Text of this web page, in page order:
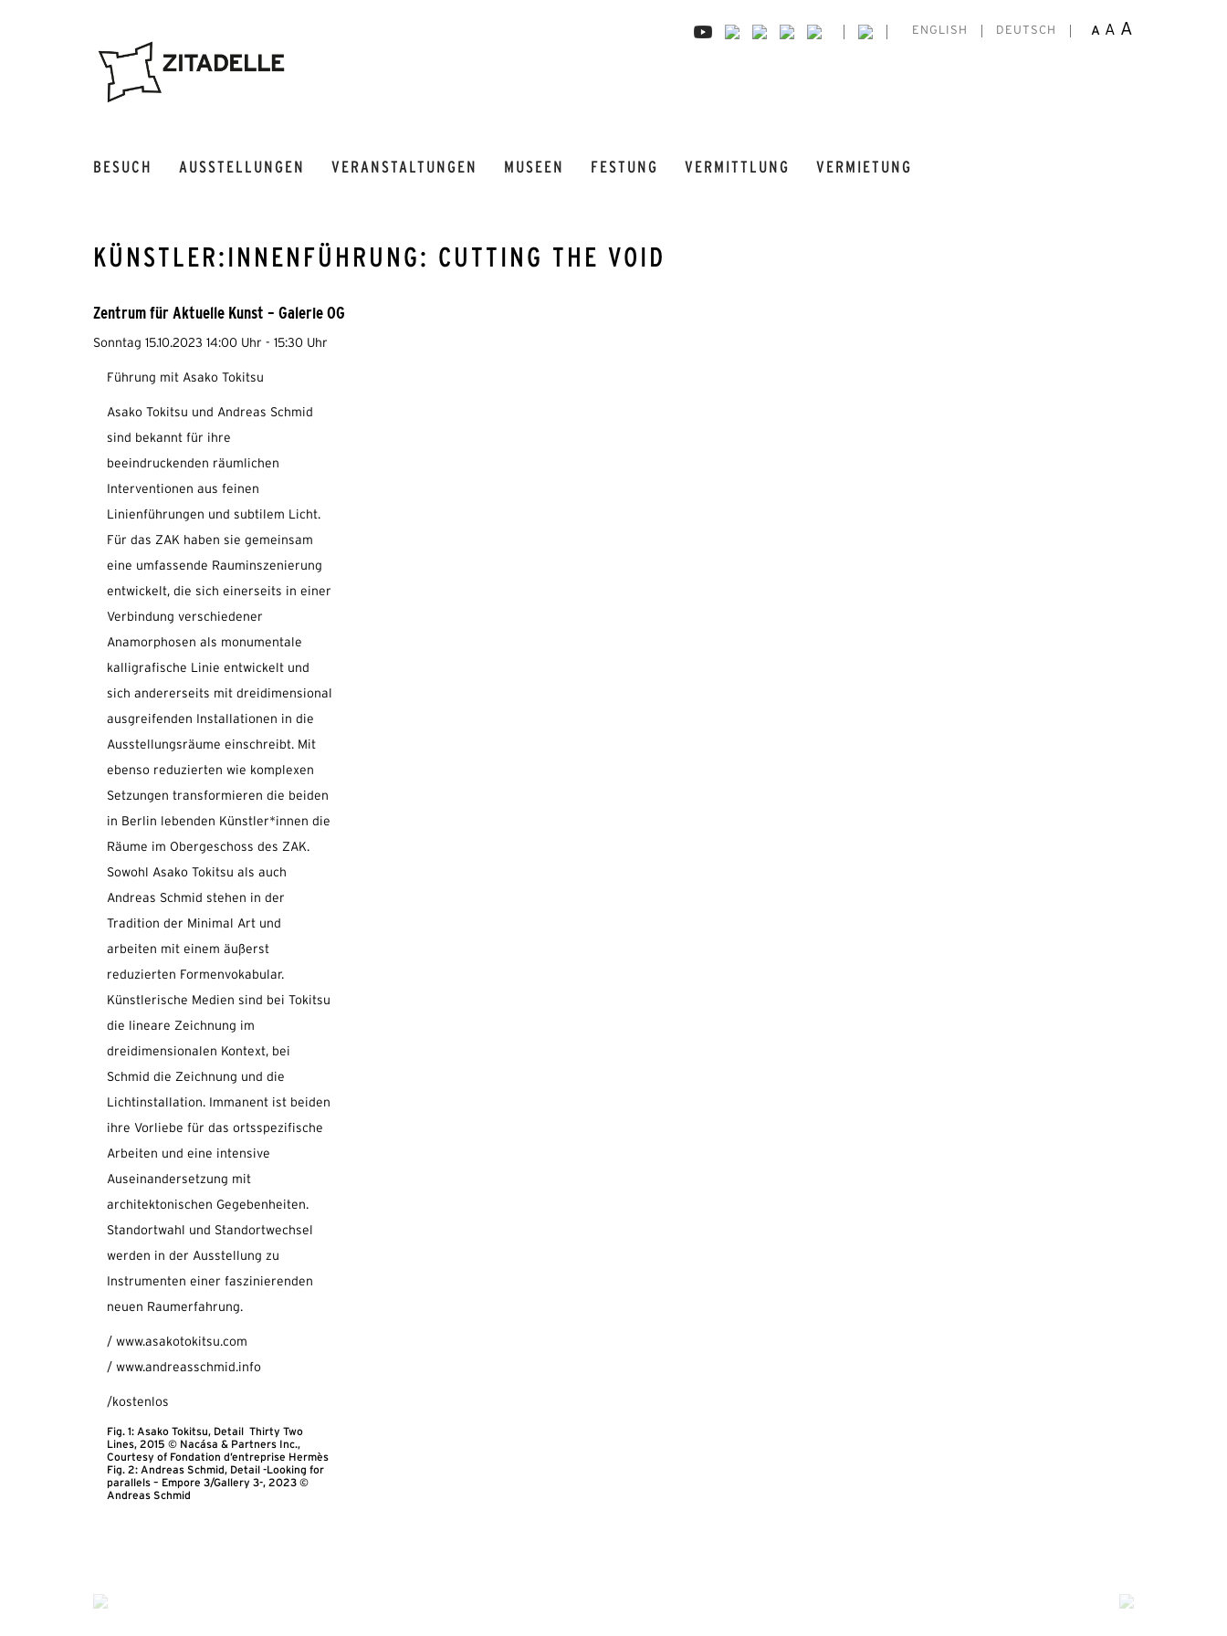
ENGLISH DEUTSCH A A A
BESUCH AUSSTELLUNGEN VERANSTALTUNGEN MUSEEN FESTUNG VERMITTLUNG VERMIETUNG
KÜNSTLER:INNENFÜHRUNG: CUTTING THE VOID
Zentrum für Aktuelle Kunst – Galerie OG
Sonntag 15.10.2023 14:00 Uhr - 15:30 Uhr
Führung mit Asako Tokitsu
Asako Tokitsu und Andreas Schmid
sind bekannt für ihre
beeindruckenden räumlichen
Interventionen aus feinen
Linienführungen und subtilem Licht.
Für das ZAK haben sie gemeinsam
eine umfassende Rauminszenierung
entwickelt, die sich einerseits in einer
Verbindung verschiedener
Anamorphosen als monumentale
kalligrafische Linie entwickelt und
sich andererseits mit dreidimensional
ausgreifenden Installationen in die
Ausstellungsräume einschreibt. Mit
ebenso reduzierten wie komplexen
Setzungen transformieren die beiden
in Berlin lebenden Künstler*innen die
Räume im Obergeschoss des ZAK.
Sowohl Asako Tokitsu als auch
Andreas Schmid stehen in der
Tradition der Minimal Art und
arbeiten mit einem äußerst
reduzierten Formenvokabular.
Künstlerische Medien sind bei Tokitsu
die lineare Zeichnung im
dreidimensionalen Kontext, bei
Schmid die Zeichnung und die
Lichtinstallation. Immanent ist beiden
ihre Vorliebe für das ortsspezifische
Arbeiten und eine intensive
Auseinandersetzung mit
architektonischen Gegebenheiten.
Standortwahl und Standortwechsel
werden in der Ausstellung zu
Instrumenten einer faszinierenden
neuen Raumerfahrung.
/ www.asakotokitsu.com
/ www.andreasschmid.info
/kostenlos
Fig. 1: Asako Tokitsu, Detail Thirty Two
Lines, 2015 © Nacása & Partners Inc.,
Courtesy of Fondation d’entreprise Hermès
Fig. 2: Andreas Schmid, Detail -Looking for
parallels – Empore 3/Gallery 3-, 2023 ©
Andreas Schmid